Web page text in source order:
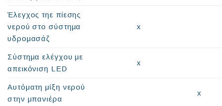
Έλεγχος τηε πίεσης
νερού στο σύστημα
υδρομασάζ
x
Σύστημα ελέγχου με
απεικόνιση LED
x
Αυτόματη μίξη νερού
στην μπανιέρα
x